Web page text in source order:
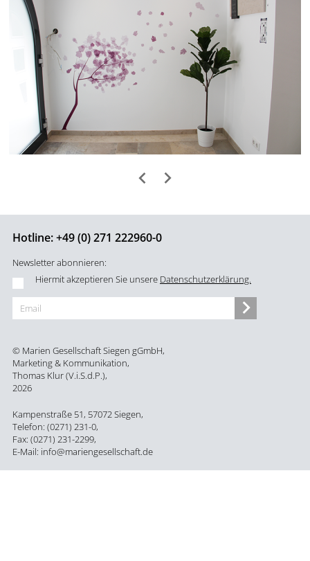
Hotline:+49 (0) 271 222960-0
Newsletter abonnieren:
Hiermit akzeptieren Sie unsere Datenschutzerklärung.
© Marien Gesellschaft Siegen gGmbH,
Marketing & Kommunikation,
Thomas Klur (V.i.S.d.P.),
2026
Kampenstraße 51, 57072 Siegen,
Telefon: (0271) 231-0,
Fax: (0271) 231-2299,
E-Mail: info@mariengesellschaft.de